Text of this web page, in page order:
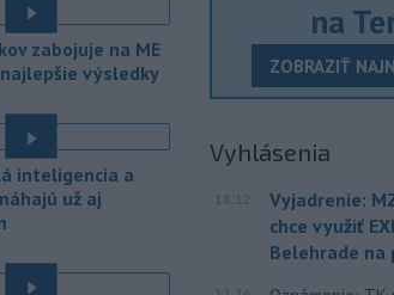
ktoré navrhol
Donald Trump.
futbalová asociácia
Medzinárodnej
(FIFA) Giannimu
je pod paľbou kritiky
pláne.
a severozápade
zabojuje na ME
výsledky
inteligencia a
už aj
na
ZOBRAZIŤ
Vyhlásenia
18:12
Vyjadrenie:
chce využiť
Belehrade na